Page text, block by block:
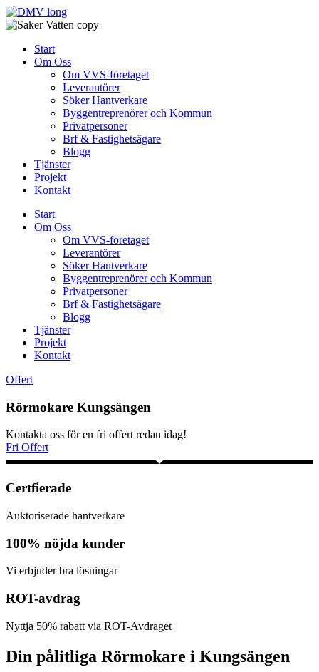
Skip
to
Start
Om Oss
Om VVS-företaget
Leverantörer
Söker Hantverkare
Byggentreprenörer och Kommun
Privatpersoner
Brf & Fastighetsägare
Blogg
Tjänster
Projekt
Kontakt
Start
Om Oss
Om VVS-företaget
Leverantörer
Söker Hantverkare
Byggentreprenörer och Kommun
Privatpersoner
Brf & Fastighetsägare
Blogg
Tjänster
Projekt
Kontakt
Offert
Rörmokare Kungsängen
Kontakta oss för en fri offert redan idag!
Fri Offert
Certfierade
Auktoriserade hantverkare
100% nöjda kunder
Vi erbjuder bra lösningar
ROT-avdrag
Nyttja 50% rabatt via ROT-Avdraget
Din pålitliga Rörmokare i Kungsängen